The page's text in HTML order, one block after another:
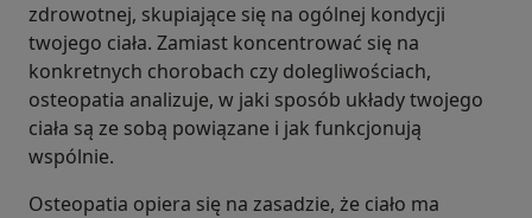
zdrowotnej, skupiające się na ogólnej kondycji
twojego ciała. Zamiast koncentrować się na
konkretnych chorobach czy dolegliwościach,
osteopatia analizuje, w jaki sposób układy twojego
ciała są ze sobą powiązane i jak funkcjonują
wspólnie.
Osteopatia opiera się na zasadzie, że ciało ma